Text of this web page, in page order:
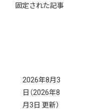
固定された記事
2026年8月3
日 （2026年8
月3日 更新）